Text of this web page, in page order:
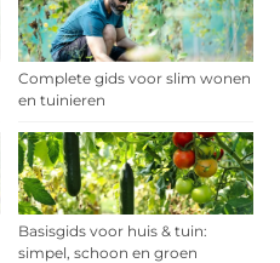
Complete gids voor slim wonen
en tuinieren
Basisgids voor huis & tuin:
simpel, schoon en groen